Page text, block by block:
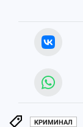
КРИМИНАЛ